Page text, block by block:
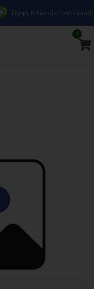
Trygg E-handel certifierad
0